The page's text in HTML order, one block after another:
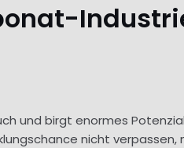
und birgt enormes
nicht